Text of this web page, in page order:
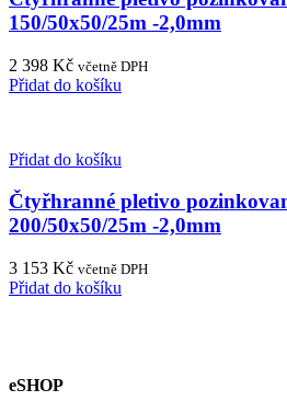
150/50x50/25m -2,0mm
2 398 Kč včetně DPH
Přidat do košíku
Přidat do košíku
Čtyřhranné pletivo
200/50x50/25m -2,0mm
3 153 Kč včetně DPH
Přidat do košíku
eSHOP